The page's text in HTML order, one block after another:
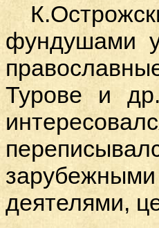
фундушами
Турове и
деятелями,